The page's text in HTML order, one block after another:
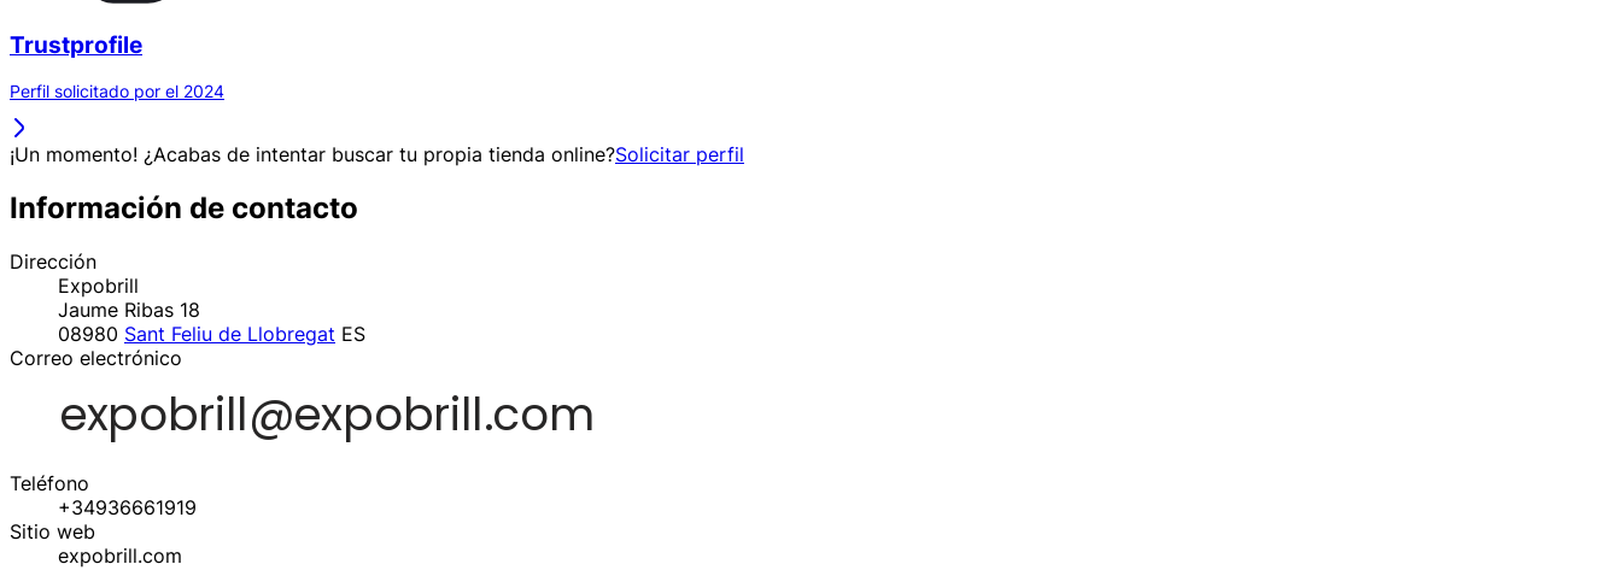
Trustprofile
Perfil solicitado por el 2024
¡Un momento! ¿Acabas de intentar buscar tu propia tienda online?Solicitar perfil
Información de contacto
Dirección
Expobrill
Jaume Ribas 18
08980 Sant Feliu de Llobregat ES
Correo electrónico
Teléfono
+34936661919
Sitio web
expobrill.com